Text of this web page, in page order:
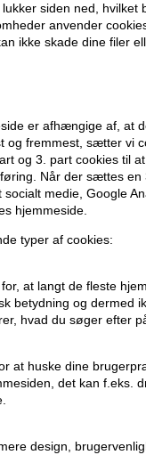
siden ned, hvilket
anvender
ikke skade dine filer
er afhængige af, at
og fremmest, sætter vi
og 3. part cookies til
Når der sættes
medie, Google
hjemmeside.
typer af cookies:
at langt de fleste
betydning og dermed
hvad du søger efter
at huske dine
det kan f.eks.
design,
American
ét produkt.
- blødgør og
- genopretter
- stimulerer
- lækker
Brug
- hår: påfør i
- krop : Kan
Størrelse :
American